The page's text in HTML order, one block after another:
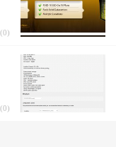
0)
0)